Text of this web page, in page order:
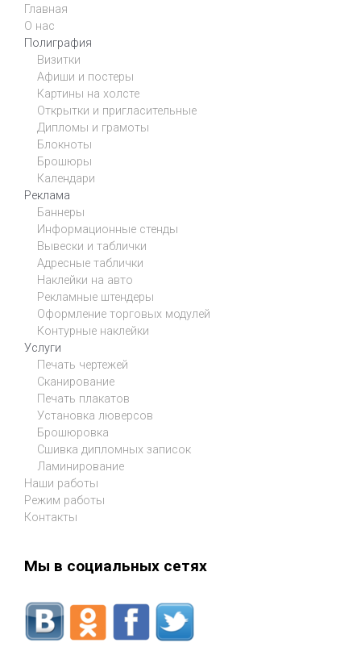
Главная
О нас
Полиграфия
Визитки
Афиши и постеры
Картины на холсте
Открытки и пригласительные
Дипломы и грамоты
Блокноты
Брошюры
Календари
Реклама
Баннеры
Информационные стенды
Вывески и таблички
Адресные таблички
Наклейки на авто
Рекламные штендеры
Оформление торговых модулей
Контурные наклейки
Услуги
Печать чертежей
Сканирование
Печать плакатов
Установка люверсов
Брошюровка
Сшивка дипломных записок
Ламинирование
Наши работы
Режим работы
Контакты
Мы в социальных сетях